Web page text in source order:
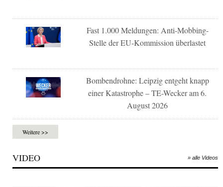
Fast 1.000 Meldungen: Anti-Mobbing-
Stelle der EU-Kommission überlastet
Bombendrohne: Leipzig entgeht knapp
einer Katastrophe – TE-Wecker am 6.
August 2026
Weitere >>
VIDEO » alle Videos